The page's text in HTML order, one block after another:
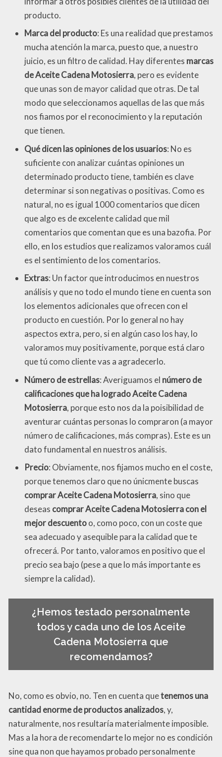
producto.
Marca del producto: Es una realidad que prestamos
mucha atención la marca, puesto que, a nuestro
juicio, es un filtro de calidad. Hay diferentes marcas
de Aceite Cadena Motosierra, pero es evidente
que unas son de mayor calidad que otras. De tal
modo que seleccionamos aquellas de las que más
nos fiamos por el reconocimiento y la reputación
que tienen.
Qué dicen las opiniones de los usuarios: No es
suficiente con analizar cuántas opiniones un
determinado producto tiene, también es clave
determinar si son negativas o positivas. Como es
natural, no es igual 1000 comentarios que dicen
que algo es de excelente calidad que mil
comentarios que comentan que es una bazofia. Por
ello, en los estudios que realizamos valoramos cuál
es el sentimiento de los comentarios.
Extras: Un factor que introducimos en nuestros
análisis y que no todo el mundo tiene en cuenta son
los elementos adicionales que ofrecen con el
producto en cuestión. Por lo general no hay
aspectos extra, pero, si en algún caso los hay, lo
valoramos muy positivamente, porque está claro
que tú como cliente vas a agradecerlo.
Número de estrellas: Averiguamos el número de
calificaciones que ha logrado Aceite Cadena
Motosierra, porque esto nos da la poisibilidad de
aventurar cuántas personas lo compraron (a mayor
número de calificaciones, más compras). Este es un
dato fundamental en nuestros análisis.
Precio: Obviamente, nos fijamos mucho en el coste,
porque tenemos claro que no únicmente buscas
comprar Aceite Cadena Motosierra, sino que
deseas comprar Aceite Cadena Motosierra con el
mejor descuentoo, como poco, con un coste que
sea adecuado y asequible para la calidad que te
ofrecerá. Por tanto, valoramos en positivo que el
precio sea bajo (pese a que lo más importante es
siempre la calidad).
¿Hemos testado personalmente
todos y cada uno de los Aceite
Cadena Motosierra que
recomendamos?
No, como es obvio, no. Ten en cuenta quetenemos una
cantidad enorme de productos analizados, y,
naturalmente, nos resultaría materialmente imposible.
Mas a la hora de recomendarte lo mejor no es condición
sine qua non que hayamos probado personalmente